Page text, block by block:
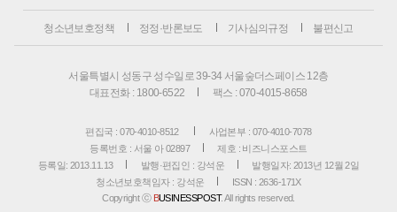
청소년보호정책 정정·반론보도 기사심의규정 불편신고
서울특별시 성동구 성수일로 39-34 서울숲더스페이스 12층
대표전화 : 1800-6522
팩스 : 070-4015-8658
편집국 : 070-4010-8512
사업본부 : 070-4010-7078
등록번호 : 서울 아 02897
제호 : 비즈니스포스트
등록일: 2013.11.13
발행·편집인 : 강석운
발행일자: 2013년 12월 2일
청소년보호책임자 : 강석운
ISSN : 2636-171X
Copyright ⓒ BUSINESSPOST. All rights reserved.